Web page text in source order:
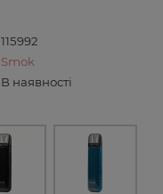
115992
Smok
В наявності